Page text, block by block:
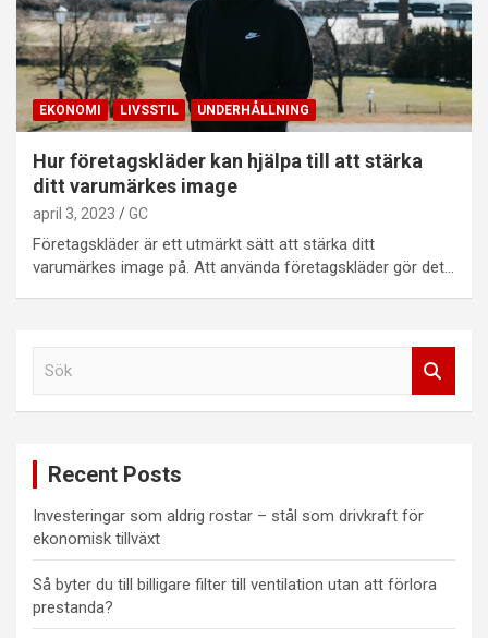
EKONOMI LIVSSTIL UNDERHÅLLNING
Hur företagskläder kan hjälpa till att stärka
ditt varumärkes image
april 3, 2023 GC
Företagskläder är ett utmärkt sätt att stärka ditt
varumärkes image på. Att använda företagskläder gör det…
Recent Posts
Investeringar som aldrig rostar – stål som drivkraft för
ekonomisk tillväxt
Så byter du till billigare filter till ventilation utan att förlora
prestanda?